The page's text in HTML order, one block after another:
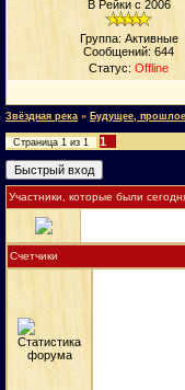
В Рейки с 2006
Группа: Активные
Сообщений: 644
Статус: Offline
Звёздная река » Будущее,
Страница 1 из 1 1
Участники, которые были
Счетчики